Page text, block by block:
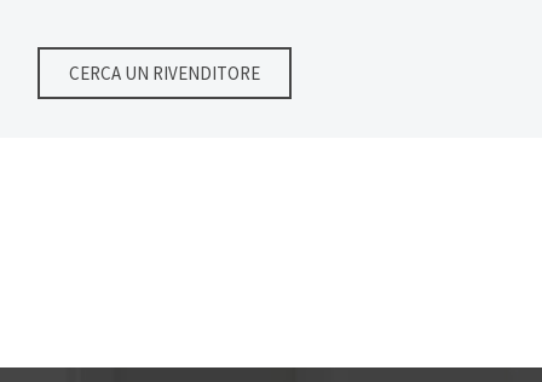
CERCA UN RIVENDITORE